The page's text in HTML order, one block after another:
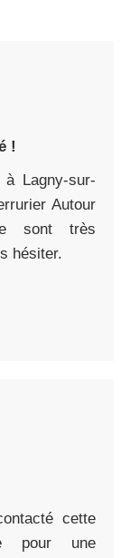
!
Lagny-sur-
Autour
sont très
hésiter.
cette
pour une